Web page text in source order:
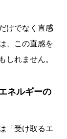
けでなく直感
、この直感を
しれません。
ネルギーの
「受け取るエ